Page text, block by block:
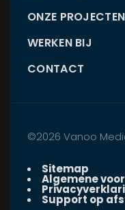
ONZE PROJECTEN
WERKEN BIJ
CONTACT
©2026 Vanoo
Sitemap
Algemene
Support op